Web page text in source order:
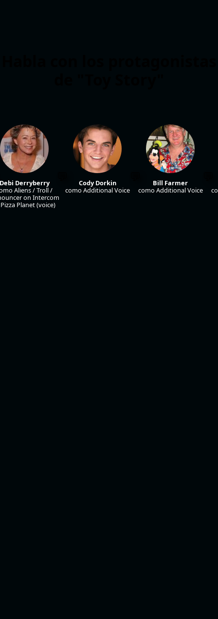
Derryberry
Aliens / Troll /
on Intercom
Planet (voice)
Cody Dorkin
como Additional Voice
Bill Farmer
como Additional Voice